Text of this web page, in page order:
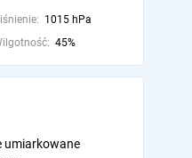
1015 hPa
45%
umiarkowane